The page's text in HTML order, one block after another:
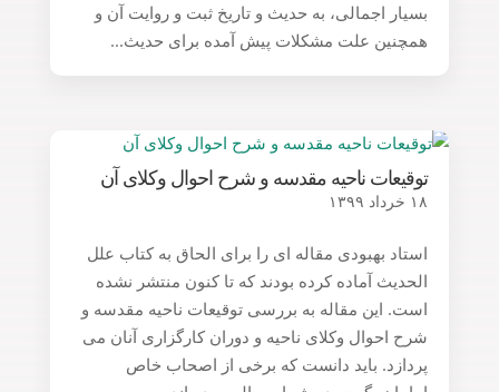
بسیار اجمالی، به حدیث و تاریخ ثبت و روایت آن و
همچنین علت مشکلات پیش آمده برای حدیث...
توقیعات ناحیه مقدسه و شرح احوال وکلای آن
۱۸ خرداد ۱۳۹۹
استاد بهبودی مقاله ای را برای الحاق به کتاب علل
الحدیث آماده کرده بودند که تا کنون منتشر نشده
است. این مقاله به بررسی توقیعات ناحیه مقدسه و
شرح احوال وکلای ناحیه و دوران کارگزاری آنان می
پردازد. باید دانست که برخی از اصحاب خاص